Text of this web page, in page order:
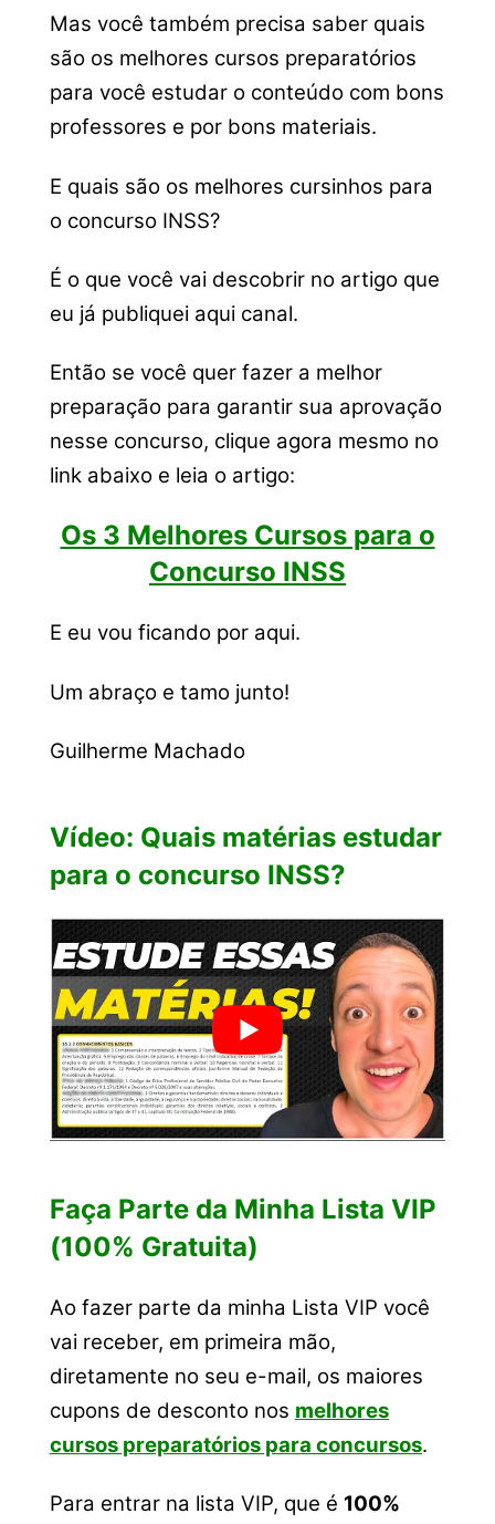
Mas você também precisa saber quais
são os melhores cursos preparatórios
para você estudar o conteúdo com bons
professores e por bons materiais.
E quais são os melhores cursinhos para
o concurso INSS?
É o que você vai descobrir no artigo que
eu já publiquei aqui canal.
Então se você quer fazer a melhor
preparação para garantir sua aprovação
nesse concurso, clique agora mesmo no
link abaixo e leia o artigo:
Os 3 Melhores Cursos para o
Concurso INSS
E eu vou ficando por aqui.
Um abraço e tamo junto!
Guilherme Machado
Vídeo: Quais matérias estudar
para o concurso INSS?
Faça Parte da Minha Lista VIP
(100% Gratuita)
Ao fazer parte da minha Lista VIP você
vai receber, em primeira mão,
diretamente no seu e-mail, os maiores
cupons de desconto nos melhores
cursos preparatórios para concursos.
Para entrar na lista VIP, que é 100%